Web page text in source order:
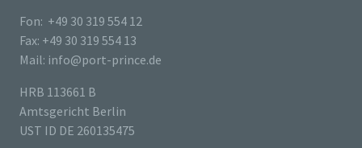
Fon: +49 30 319 554 12
Fax: +49 30 319 554 13
Mail: info@port-prince.de
HRB 113661 B
Amtsgericht Berlin
UST ID DE 260135475